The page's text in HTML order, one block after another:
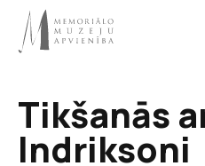
100%
Tikšanās
Indriksoni